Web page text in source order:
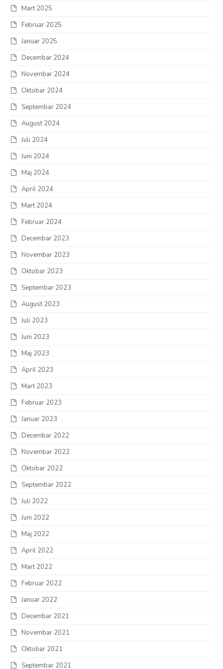
Mart 2025
Februar 2025
Januar 2025
Decembar 2024
Novembar 2024
Oktobar 2024
Septembar 2024
August 2024
Juli 2024
Juni 2024
Maj 2024
April 2024
Mart 2024
Februar 2024
Decembar 2023
Novembar 2023
Oktobar 2023
Septembar 2023
August 2023
Juli 2023
Juni 2023
Maj 2023
April 2023
Mart 2023
Februar 2023
Januar 2023
Decembar 2022
Novembar 2022
Oktobar 2022
Septembar 2022
Juli 2022
Juni 2022
Maj 2022
April 2022
Mart 2022
Februar 2022
Januar 2022
Decembar 2021
Novembar 2021
Oktobar 2021
Septembar 2021